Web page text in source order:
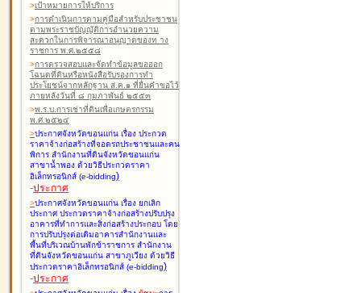
>เป้าหมายการให้บริการ
>การดำเนินการตามคู่มือสำหรับประชาชน
ตามพระราชบัญญัติการอำนวยความ
สะดวกในการพิจารณาอนุญาตของท าง
ราชการ พ.ศ.๒๕๕๘
>การตรวจสอบและจัดทำข้อมูลขอออก
โฉนดที่ดินหรือหนังสือรับรองการทำ
ประโยชน์จากหลักฐาน ส.ค.๑ ที่ยื่นคำขอไว้
ภายหลังวันที่ ๘ กุมภาพันธ์ ๒๕๕๓
>พ.ร.บ.การเช่าที่ดินเพื่อเกษตรกรรม
พ.ศ.๒๕๒๔
>ประกาศจังหวัดขอนแก่น เรื่อง ประกวด
ราคาจ้างก่อสร้างที่จอดรถประชาชนและคน
พิการ สำนักงานที่ดินจังหวัดขอนแก่น
สาขาน้ำพอง ด้วยวิธีประกวดราคา
อิเล็กทรอนิกส์ (e-bidding)
-ประกาศ
>ประกาศจังหวัดขอนแก่น เรื่อง ยกเลิก
ประกาศ ประกวดราคาจ้างก่อสร้างปรับปรุง
อาคารที่ทำการและสิ่งก่อสร้างประกอบ โดย
การปรับปรุงต่อเติมอาคารสำนักงานและ
พื้นที่บริเวณบ้านพักข้าราชการ สำนักงาน
ที่ดินจังหวัดขอนแก่น สาขาภูเวียง ด้วยวิธี
ประกวดราคาอิเล็กทรอนิกส์ (e-bidding)
-ประกาศ